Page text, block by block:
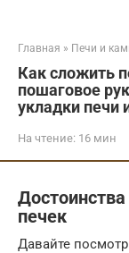
Главная » Печи и
Как сложить
пошаговое
укладки печи
На чтение: 16 мин
печек
Давайте